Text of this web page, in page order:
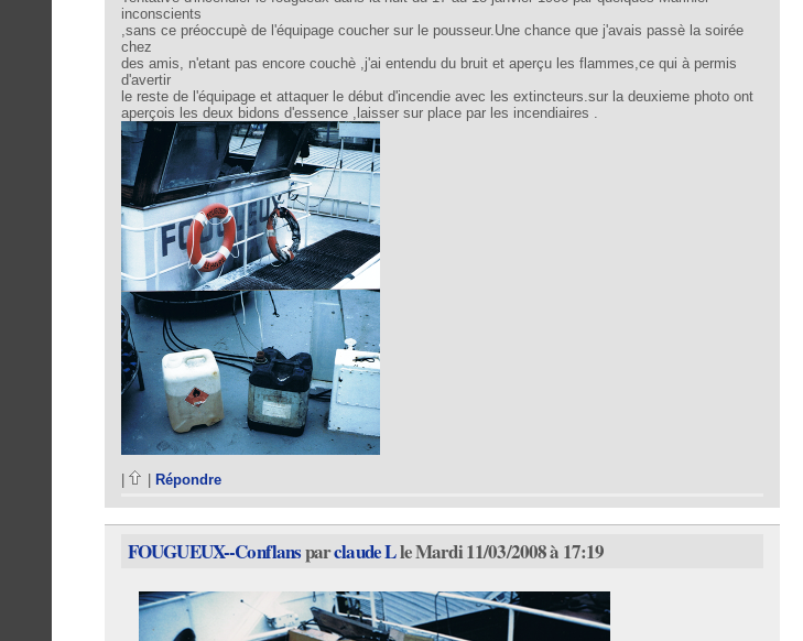
inconscients
,sans ce préoccupè de l'équipage coucher sur le pousseur.Une chance que j'avais passè la soirée
chez
des amis, n'etant pas encore couchè ,j'ai entendu du bruit et aperçu les flammes,ce qui à permis
d'avertir
le reste de l'équipage et attaquer le début d'incendie avec les extincteurs.sur la deuxieme photo ont
aperçois les deux bidons d'essence ,laisser sur place par les incendiaires .
Répondre
FOUGUEUX--Conflansparclaude Lle Mardi 11/03/2008 à 17:19